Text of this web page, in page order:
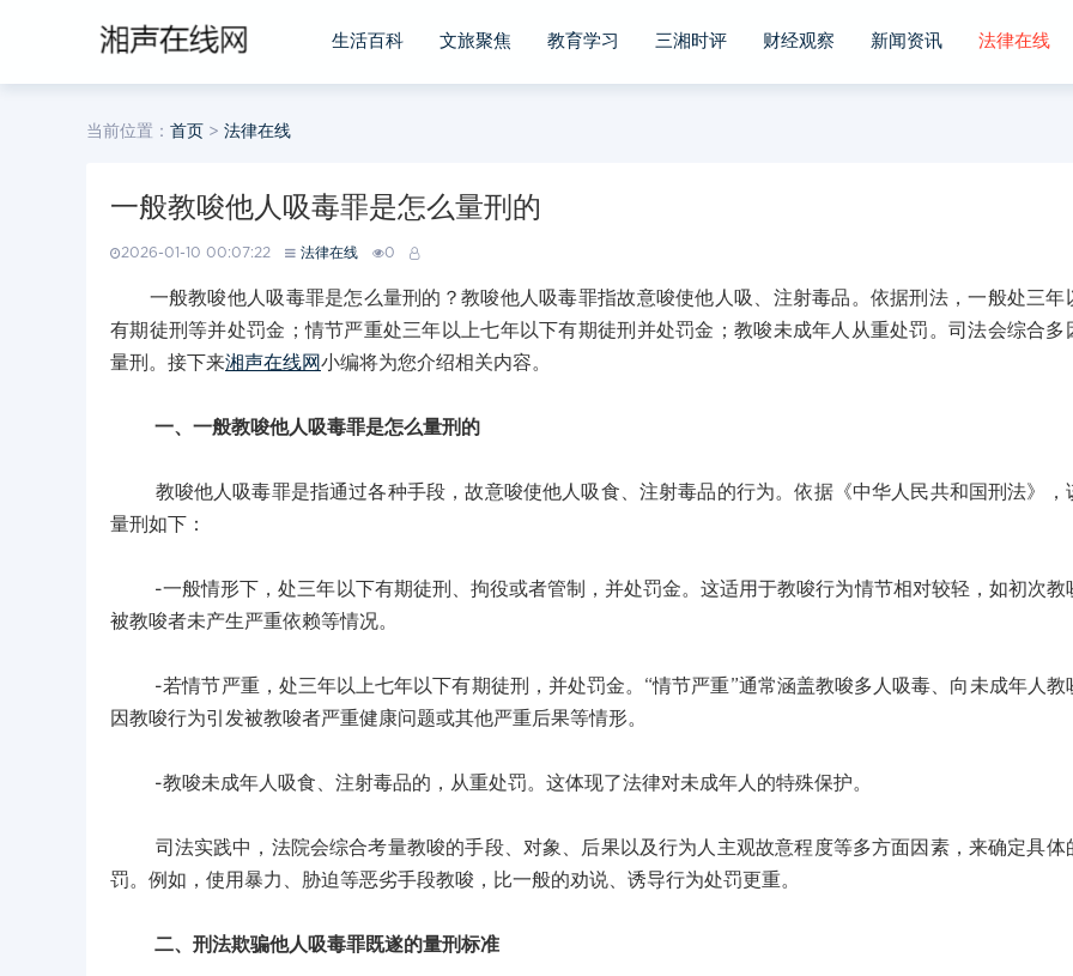
生活百科 文旅聚焦 教育学习 三湘时评 财经观察 新闻资讯 法律在线
当前位置： 首页 > 法律在线
一般教唆他人吸毒罪是怎么量刑的
2026-01-10 00:07:22 法律在线 0
一般教唆他人吸毒罪是怎么量刑的？教唆他人吸毒罪指故意唆使他人吸、注射毒品。依据刑法，一般处三年
有期徒刑等并处罚金；情节严重处三年以上七年以下有期徒刑并处罚金；教唆未成年人从重处罚。司法会综合多
量刑。接下来湘声在线网小编将为您介绍相关内容。
一、一般教唆他人吸毒罪是怎么量刑的
教唆他人吸毒罪是指通过各种手段，故意唆使他人吸食、注射毒品的行为。依据《中华人民共和国刑法》，
量刑如下：
-一般情形下，处三年以下有期徒刑、拘役或者管制，并处罚金。这适用于教唆行为情节相对较轻，如初次教
被教唆者未产生严重依赖等情况。
-若情节严重，处三年以上七年以下有期徒刑，并处罚金。“情节严重”通常涵盖教唆多人吸毒、向未成年人教
因教唆行为引发被教唆者严重健康问题或其他严重后果等情形。
-教唆未成年人吸食、注射毒品的，从重处罚。这体现了法律对未成年人的特殊保护。
司法实践中，法院会综合考量教唆的手段、对象、后果以及行为人主观故意程度等多方面因素，来确定具体
罚。例如，使用暴力、胁迫等恶劣手段教唆，比一般的劝说、诱导行为处罚更重。
二、刑法欺骗他人吸毒罪既遂的量刑标准